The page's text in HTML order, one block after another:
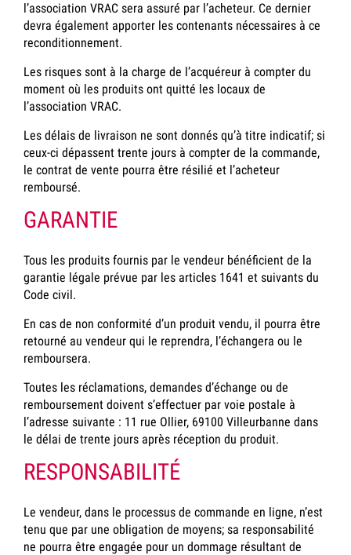
l’association VRAC sera assuré par l’acheteur. Ce dernier
devra également apporter les contenants nécessaires à ce
reconditionnement.
Les risques sont à la charge de l’acquéreur à compter du
moment où les produits ont quitté les locaux de
l’association VRAC.
Les délais de livraison ne sont donnés qu’à titre indicatif; si
ceux-ci dépassent trente jours à compter de la commande,
le contrat de vente pourra être résilié et l’acheteur
remboursé.
GARANTIE
Tous les produits fournis par le vendeur bénéficient de la
garantie légale prévue par les articles 1641 et suivants du
Code civil.
En cas de non conformité d’un produit vendu, il pourra être
retourné au vendeur qui le reprendra, l’échangera ou le
remboursera.
Toutes les réclamations, demandes d’échange ou de
remboursement doivent s’effectuer par voie postale à
l’adresse suivante : 11 rue Ollier, 69100 Villeurbanne dans
le délai de trente jours après réception du produit.
RESPONSABILITÉ
Le vendeur, dans le processus de commande en ligne, n’est
tenu que par une obligation de moyens; sa responsabilité
ne pourra être engagée pour un dommage résultant de